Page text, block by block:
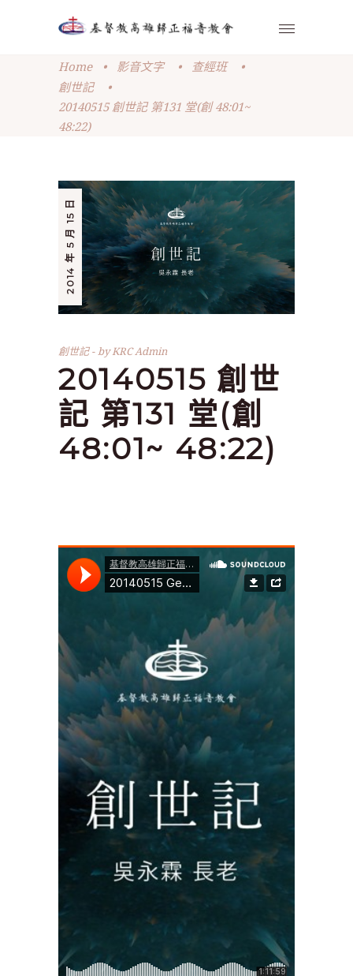
Home • 影音文字 • 查經班
•
創世記
•
20140515 創世記 第131 堂(創 48:01~
48:22)
2014 年 5 月 15 日
創世記 byKRC Admin
20140515 創世
記 第131 堂(創
48:01~ 48:22)